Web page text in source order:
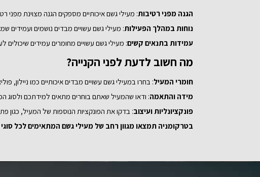
9-10
10
12
14
הגנה מפני רטיבות: מעילי גשם איכותיים מספקים הגנה מצוינת מפני
נוחות במהלך הפעילות: מעילי גשם עשויים מבדים נושמים ועמידים
עמידות בתנאים קשים: מעילי גשם עשויים מחומרים עמידים
מה חשוב לדעת לפני הקנייה?
חומרי המעיל: בחרו במעילי גשם עשויים מבדים איכותיים כמו ניילון,
מידה והתאמה: ודאו שהמעיל שאתם בוחרים מתאים למידתכם ולסוג
פונקציונליות ועיצוב: בדקו את הפונקציות הנוספות של המעיל, כגון
בטרקומניה תמצאו מגוון רחב של מעילי גשם המתאימים לכל